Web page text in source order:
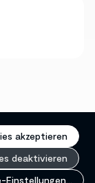
Einstellungen...
deaktivieren
akzeptieren